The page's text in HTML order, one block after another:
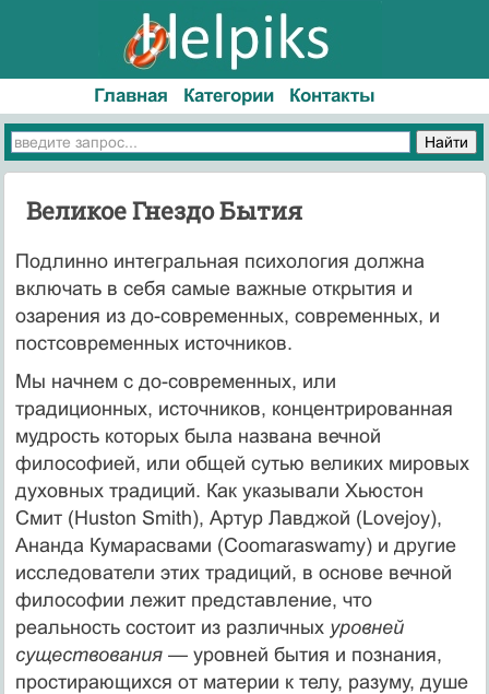
Главная Категории Контакты
Великое Гнездо Бытия
Подлинно интегральная психология должна
включать в себя самые важные открытия и
озарения из до-современных, современных, и
постсовременных источников.
Мы начнем с до-современных, или
традиционных, источников, концентрированная
мудрость которых была названа вечной
философией, или общей сутью великих мировых
духовных традиций. Как указывали Хьюстон
Смит (Huston Smith), Артур Лавджой (Lovejoy),
Ананда Кумарасвами (Coomaraswamy) и другие
исследователи этих традиций, в основе вечной
философии лежит представление, что
реальность состоит из различных уровней
существования— уровней бытия и познания,
простирающихся от материи к телу, разуму, душе